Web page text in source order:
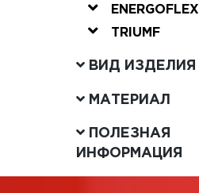
ENERGOFLEX
TRIUMF
ВИД ИЗДЕЛИЯ
МАТЕРИАЛ
ПОЛЕЗНАЯ
ИНФОРМАЦИЯ